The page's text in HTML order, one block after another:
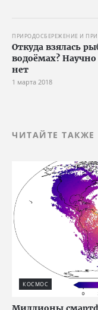
ПРИРОДОСБЕРЕЖЕНИЕ И
Откуда взялась
водоёмах?
нет
1 марта 2018
ЧИТАЙТЕ ТАКЖЕ
КОСМОС